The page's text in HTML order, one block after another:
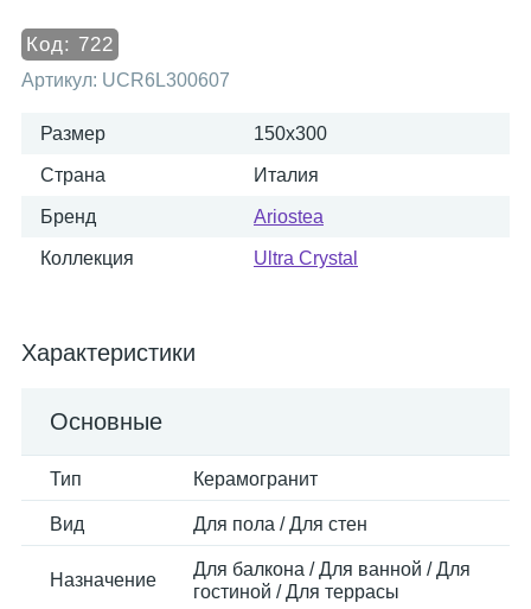
Код: 722
Артикул: UCR6L300607
Размер 150x300
Страна Италия
Бренд Ariostea
Коллекция Ultra Crystal
Характеристики
Основные
Тип Керамогранит
Вид Для пола / Для стен
Назначение
Для балкона / Для ванной / Для
гостиной / Для террасы